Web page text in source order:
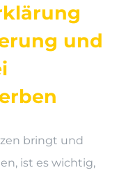
und
bringt und
ist es wichtig,